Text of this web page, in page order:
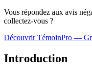
Vous répondez aux avis
collectez-vous ?
Découvrir TémoinPro —
Introduction